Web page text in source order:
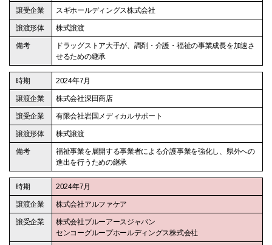
スギホールディングス株式会社
株式譲渡
ドラッグストア大手が、調剤・介護・福祉の事業成長を加速さ
せるための継承
2024年7月
株式会社深田商店
有限会社岩国メディカルサポート
株式譲渡
福祉事業を展開する事業者による介護事業を強化し、県外への
進出を行うための継承
2024年7月
株式会社アルファケア
株式会社ブルーアースジャパン
センコーグループホールディングス株式会社